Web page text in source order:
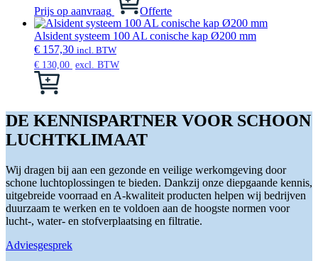
productpagina
Deze
optie
kan
gekozen
worden
op
Prijs op aanvraag Offerte
Alsident systeem 100 AL conische kap Ø200 mm
€ 157,30 incl. BTW
€ 130,00 excl. BTW
Dit
meerdere
variaties.
Deze
kan
gekozen
worden
op
de
productpagina
DE KENNISPARTNER VOOR SCHOON
LUCHTKLIMAAT
Wij dragen bij aan een gezonde en veilige werkomgeving door
schone luchtoplossingen te bieden. Dankzij onze diepgaande kennis,
uitgebreide voorraad en A-kwaliteit producten helpen wij bedrijven
duurzaam te werken en te voldoen aan de hoogste normen voor
lucht-, water- en stofverplaatsing en filtratie.
Adviesgesprek